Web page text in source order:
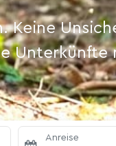
Keine
Unterkünfte
Anreise